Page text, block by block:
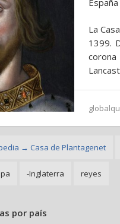
España
La
1399.
→ Casa de Plantagenet
-Inglaterra reyes
por país